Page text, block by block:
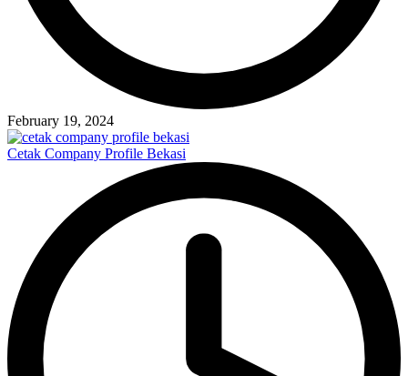
February 19, 2024
Cetak Company Profile Bekasi